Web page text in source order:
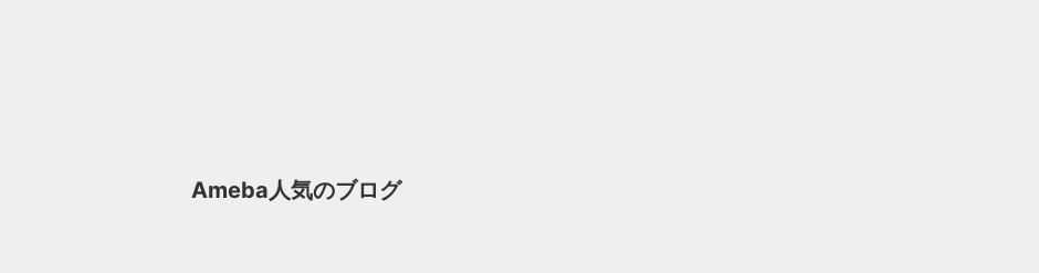
Ameba人気のブログ